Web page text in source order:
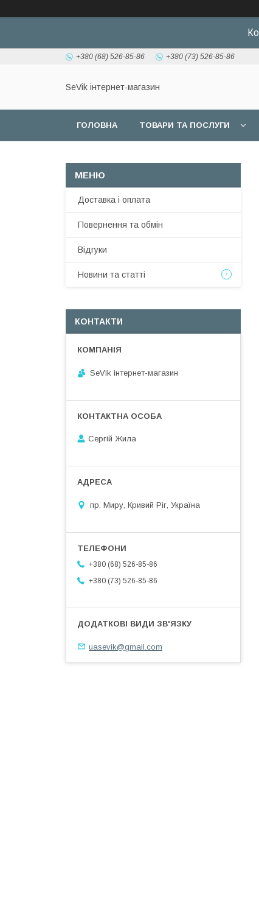
+380 (68) 526-85-86 +380 (73) 526-85-86
SeVik інтернет-магазин
ГОЛОВНА ТОВАРИ ТА ПОСЛУГИ
Доставка і оплата
Повернення та обмін
Відгуки
Новини та статті
КОНТАКТИ
SeVik інтернет-магазин
Сергій Жила
пр. Миру, Кривий Ріг, Україна
+380 (68) 526-85-86
+380 (73) 526-85-86
uasevik@gmail.com